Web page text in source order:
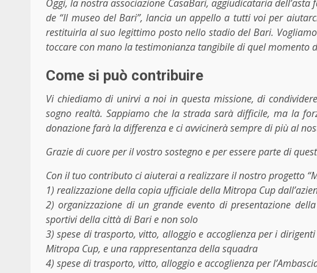
Oggi, la nostra associazione CasaBari, aggiudicataria
de “Il museo del Bari”, lancia un appello a tutti voi per
restituirla al suo legittimo posto nello stadio del Bari.
toccare con mano la testimonianza tangibile di quel momento
Come si può contribuire
Vi chiediamo di unirvi a noi in questa missione, di
sogno realtà. Sappiamo che la strada sarà difficile, ma la
donazione farà la differenza e ci avvicinerà sempre di più al
Grazie di cuore per il vostro sostegno e per essere parte di
Con il tuo contributo ci aiuterai a realizzare il nostro progetto
1) realizzazione della copia ufficiale della Mitropa Cup
2) organizzazione di un grande evento di presentazione
sportivi della città di Bari e non solo
3) spese di trasporto, vitto, alloggio e accoglienza per i
Mitropa Cup, e una rappresentanza della squadra
4) spese di trasporto, vitto, alloggio e accoglienza per